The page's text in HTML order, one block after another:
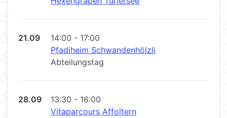
21.09
14:00 - 17:00
Pfadiheim Schwandenhölzli
Abteilungstag
28.09
13:30 - 16:00
Vitaparcours Affoltern